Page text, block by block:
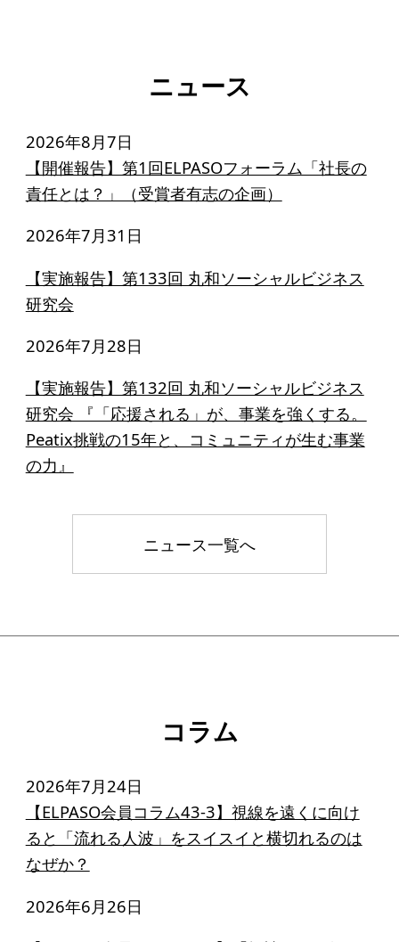
ニュース・コラム
ニュース
ニュース
2026年8月7日
【開催報告】第1回ELPASOフォーラム「社長の
責任とは？」（受賞者有志の企画）
2026年7月31日
【実施報告】第133回 丸和ソーシャルビジネス
研究会
2026年7月28日
【実施報告】第132回 丸和ソーシャルビジネス
研究会 『「応援される」が、事業を強くする。
Peatix挑戦の15年と、コミュニティが生む事業
の力』
ニュース一覧へ
コラム
2026年7月24日
【ELPASO会員コラム43-3】視線を遠くに向け
ると「流れる人波」をスイスイと横切れるのは
なぜか？
2026年6月26日